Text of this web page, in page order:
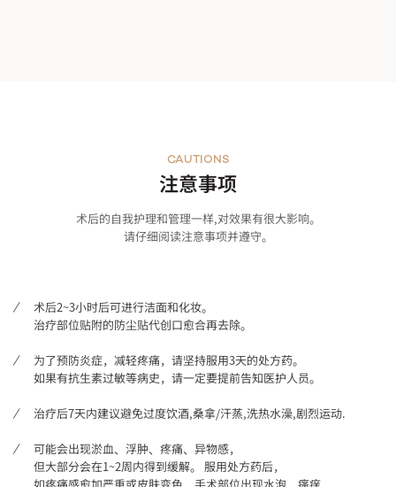
注意事项
CAUTIONS
术后的自我护理和管理一样,对效果有很大影响。
请仔细阅读注意事项并遵守。
术后2~3小时后可进行洁面和化妆。
治疗部位贴附的防尘贴代创口愈合再去除。
为了预防炎症，减轻疼痛，请坚持服用3天的处方药。
如果有抗生素过敏等病史，请一定要提前告知医护人员。
治疗后7天内建议避免过度饮酒,桑拿/汗蒸,洗热水澡,剧烈运动.
可能会出现淤血、浮肿、疼痛、异物感，
但大部分会在1~2周内得到缓解。 服用处方药后，